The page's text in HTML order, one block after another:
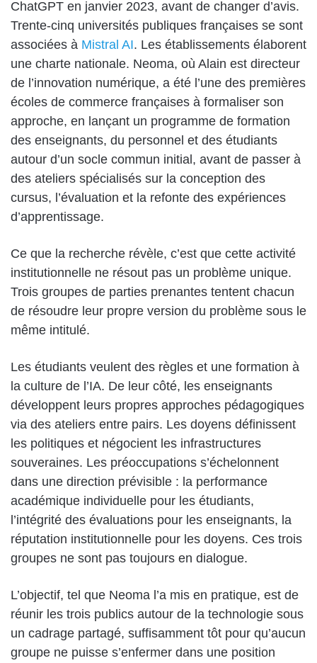
ChatGPT en janvier 2023, avant de changer d’avis.
Trente-cinq universités publiques françaises se sont
associées à Mistral AI. Les établissements élaborent
une charte nationale. Neoma, où Alain est directeur
de l’innovation numérique, a été l’une des premières
écoles de commerce françaises à formaliser son
approche, en lançant un programme de formation
des enseignants, du personnel et des étudiants
autour d’un socle commun initial, avant de passer à
des ateliers spécialisés sur la conception des
cursus, l’évaluation et la refonte des expériences
d’apprentissage.
Ce que la recherche révèle, c’est que cette activité
institutionnelle ne résout pas un problème unique.
Trois groupes de parties prenantes tentent chacun
de résoudre leur propre version du problème sous le
même intitulé.
Les étudiants veulent des règles et une formation à
la culture de l’IA. De leur côté, les enseignants
développent leurs propres approches pédagogiques
via des ateliers entre pairs. Les doyens définissent
les politiques et négocient les infrastructures
souveraines. Les préoccupations s’échelonnent
dans une direction prévisible : la performance
académique individuelle pour les étudiants,
l’intégrité des évaluations pour les enseignants, la
réputation institutionnelle pour les doyens. Ces trois
groupes ne sont pas toujours en dialogue.
L’objectif, tel que Neoma l’a mis en pratique, est de
réunir les trois publics autour de la technologie sous
un cadrage partagé, suffisamment tôt pour qu’aucun
groupe ne puisse s’enfermer dans une position